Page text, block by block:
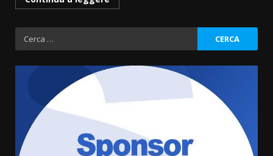
Ricerca
per: